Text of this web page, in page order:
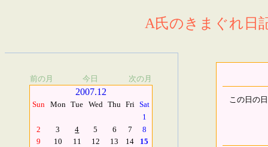
A氏のきまぐれ日
前の月 今日 次の月
2007.12
Sun Mon Tue Wed Thu Fri Sat
1
2
3 4 5 6 7
8
9
10 11 12 13 14
15
この日の